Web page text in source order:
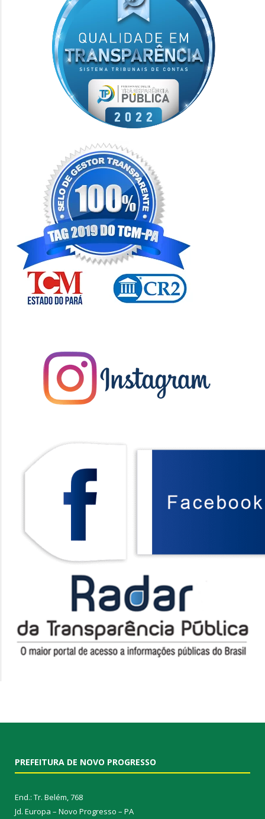
PREFEITURA DE NOVO PROGRESSO
End.: Tr. Belém, 768
Jd. Europa – Novo Progresso – PA